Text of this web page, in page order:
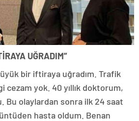
UĞRADIM”
bir iftiraya uğradım. Trafik
cezam yok. 40 yıllık doktorum,
Bu olaylardan sonra ilk 24 saat
hasta oldum. Benan